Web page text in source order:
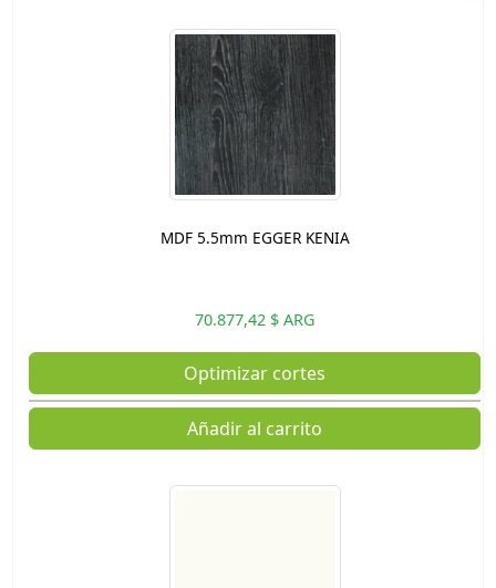
MDF 5.5mm EGGER KENIA
70.877,42 $ ARG
Optimizar cortes
Añadir al carrito